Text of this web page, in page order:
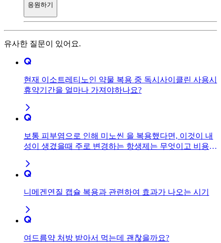
응원하기
유사한 질문이 있어요.
현재 이소트레티노인 약물 복용 중 독시사이클린 사용시
휴약기간을 얼마나 가져야하나요?
보통 피부염으로 인해 미노씬 을 복용했다면, 이것이 내
성이 생겼을때 주로 변경하는 항생제는 무엇이고 비용은
니메겐연질 캡슐 복용과 관련하여 효과가 나오는 시기
여드름약 처방 받아서 먹는데 괜찮을까요?